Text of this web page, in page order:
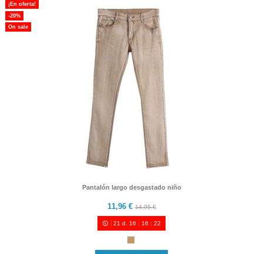
¡En oferta!
-20%
On sale
Pantalón largo desgastado niño
11,96 €14,95 €
21 d. 16 : 16 :21